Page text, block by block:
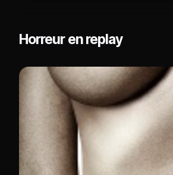
Horreur en replay